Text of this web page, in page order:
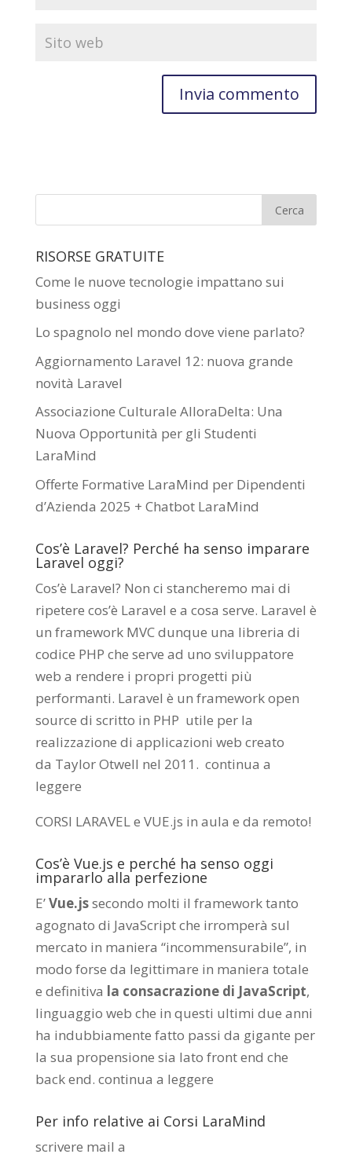
RISORSE GRATUITE
Come le nuove tecnologie impattano sui
business oggi
Lo spagnolo nel mondo dove viene parlato?
Aggiornamento Laravel 12: nuova grande
novità Laravel
Associazione Culturale AlloraDelta: Una
Nuova Opportunità per gli Studenti
LaraMind
Offerte Formative LaraMind per Dipendenti
d’Azienda 2025 + Chatbot LaraMind
Cos’è Laravel? Perché ha senso imparare
Laravel oggi?
Cos’è Laravel? Non ci stancheremo mai di
ripetere cos’è Laravel e a cosa serve. Laravel è
un framework MVC dunque una libreria di
codice PHP che serve ad uno sviluppatore
web a rendere i propri progetti più
performanti. Laravel è un framework open
source di scritto in PHP utile per la
realizzazione di applicazioni web creato
da Taylor Otwell nel 2011. continua a
leggere
CORSI LARAVEL e VUE.js in aula e da remoto!
Cos’è Vue.js e perché ha senso oggi
impararlo alla perfezione
E’Vue.jssecondo molti il framework tanto
agognato di JavaScript che irromperà sul
mercato in maniera “incommensurabile”, in
modo forse da legittimare in maniera totale
e definitiva la consacrazione di JavaScript,
linguaggio web che in questi ultimi due anni
ha indubbiamente fatto passi da gigante per
la sua propensione sia lato front end che
back end. continua a leggere
Per info relative ai Corsi LaraMind
scrivere mail a